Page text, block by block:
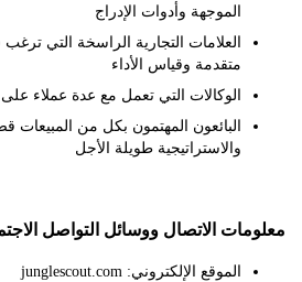
الموجهة وأدوات الإدراج
العلامات التجارية الراسخة التي ترغب في
متقدمة وقياس الأداء
الوكالات التي تعمل مع عدة عملاء على Amazon
البائعون المهتمون بكل من المبيعات قصيرة
والاستراتيجية طويلة الأجل
الاتصال ووسائل التواصل الاجتماعي:
الموقع الإلكتروني: junglescout.com